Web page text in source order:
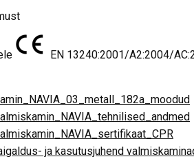
EN 13240:2001/A2:2004/
ja kasutusjuhend